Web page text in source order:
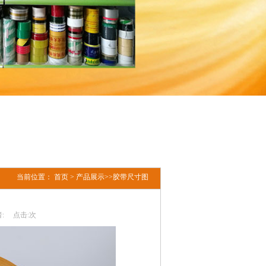
当前位置： 首页 > 产品展示>>胶带尺寸图
: 点击:次